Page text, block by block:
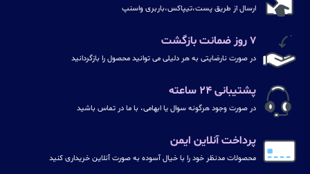
ارسال از طریق پست،تیپاکس،باربری واسنپ
۷ روز ضمانت بازگشت
در صورت نارضایتی به هر دلیلی می توانید محصول را بازگردانید
پشتیبانی ۲۴ ساعته
در صورت وجود هرگونه سوال یا ابهامی، با ما در تماس باشید
پرداخت آنلاین ایمن
محصولات مدنظر خود را با خیال آسوده به صورت آنلاین خریداری کنید